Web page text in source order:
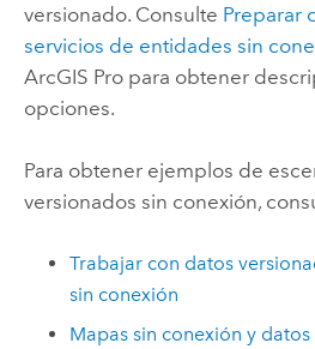
versionado. Consulte Preparar
servicios de entidades sin
ArcGIS Propara obtener
opciones.
Para obtener ejemplos de
versionados sin conexión,
Trabajar con datos
sin conexión
Mapas sin conexión y